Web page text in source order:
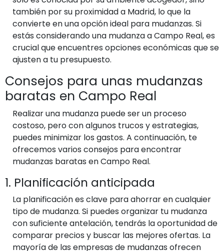
también por su proximidad a Madrid, lo que la
convierte en una opción ideal para mudanzas. Si
estás considerando una mudanza a Campo Real, es
crucial que encuentres opciones económicas que se
ajusten a tu presupuesto.
Consejos para unas mudanzas
baratas en Campo Real
Realizar una mudanza puede ser un proceso
costoso, pero con algunos trucos y estrategias,
puedes minimizar los gastos. A continuación, te
ofrecemos varios consejos para encontrar
mudanzas baratas en Campo Real.
1. Planificación anticipada
La planificación es clave para ahorrar en cualquier
tipo de mudanza. Si puedes organizar tu mudanza
con suficiente antelación, tendrás la oportunidad de
comparar precios y buscar las mejores ofertas. La
mayoría de las empresas de mudanzas ofrecen